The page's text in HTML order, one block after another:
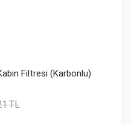
Filtresi (Karbonlu)
TL